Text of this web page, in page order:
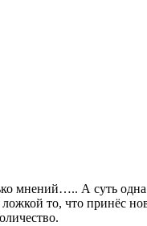
мнений….. А суть
то, что принёс